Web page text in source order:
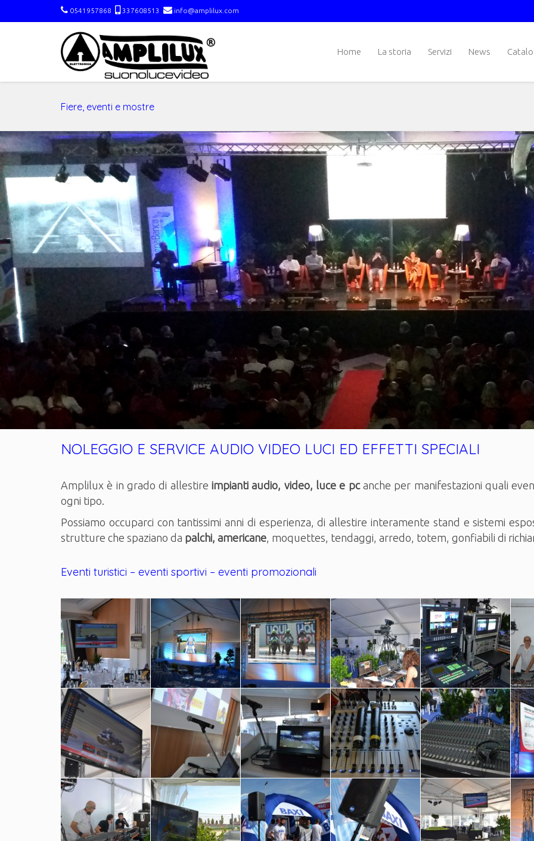
0541957868 337608513 info@amplilux.com
Home La storia Servizi News
Fiere, eventi e mostre
NOLEGGIO E SERVICE AUDIO VIDEO LUCI ED EFFETTI SPECIALI
Amplilux è in grado di allestire impianti audio, video, luce e pcanche per manifestazioni quali
ogni tipo.
Possiamo occuparci con tantissimi anni di esperienza, di allestire interamente stand e sistemi
strutture che spaziano da palchi, americane, moquettes, tendaggi, arredo, totem, gonfiabili di
Eventi turistici – eventi sportivi – eventi promozionali